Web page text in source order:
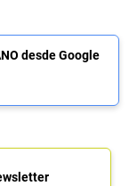
desde Google